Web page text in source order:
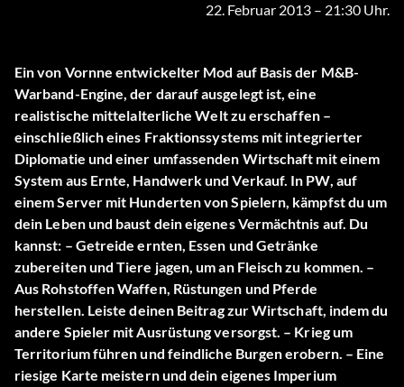
22. Februar 2013 – 21:30 Uhr.
Ein von Vornne entwickelter Mod auf Basis der M&B-
Warband-Engine, der darauf ausgelegt ist, eine
realistische mittelalterliche Welt zu erschaffen –
einschließlich eines Fraktionssystems mit integrierter
Diplomatie und einer umfassenden Wirtschaft mit einem
System aus Ernte, Handwerk und Verkauf. In PW, auf
einem Server mit Hunderten von Spielern, kämpfst du um
dein Leben und baust dein eigenes Vermächtnis auf. Du
kannst: – Getreide ernten, Essen und Getränke
zubereiten und Tiere jagen, um an Fleisch zu kommen. –
Aus Rohstoffen Waffen, Rüstungen und Pferde
herstellen. Leiste deinen Beitrag zur Wirtschaft, indem du
andere Spieler mit Ausrüstung versorgst. – Krieg um
Territorium führen und feindliche Burgen erobern. – Eine
riesige Karte meistern und dein eigenes Imperium